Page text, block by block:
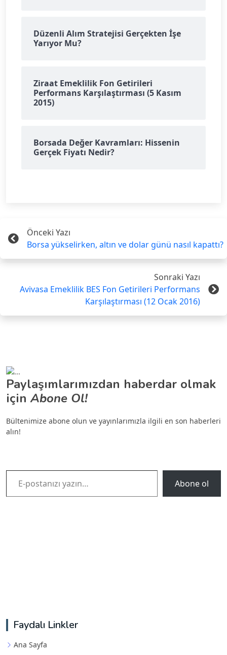
Düzenli Alım Stratejisi Gerçekten İşe
Yarıyor Mu?
Ziraat Emeklilik Fon Getirileri
Performans Karşılaştırması (5 Kasım
2015)
Borsada Değer Kavramları: Hissenin
Gerçek Fiyatı Nedir?
Önceki Yazı
Borsa yükselirken, altın ve dolar günü nasıl kapattı?
Sonraki Yazı
Avivasa Emeklilik BES Fon Getirileri Performans
Karşılaştırması (12 Ocak 2016)
Paylaşımlarımızdan haberdar olmak
için Abone Ol!
Bültenimize abone olun ve yayınlarımızla ilgili en son haberleri
alın!
E-postanızı yazın…
Abone ol
Faydalı Linkler
Ana Sayfa